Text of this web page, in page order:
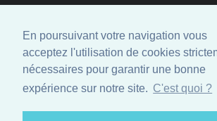
En poursuivant votre navigation vous
acceptez l'utilisation de cookies
nécessaires pour garantir une bonne
expérience sur notre site. C'est quoi ?
Me Connecter
Créer mon Compte
Annonceurs
Comment ça marche
Espace privé